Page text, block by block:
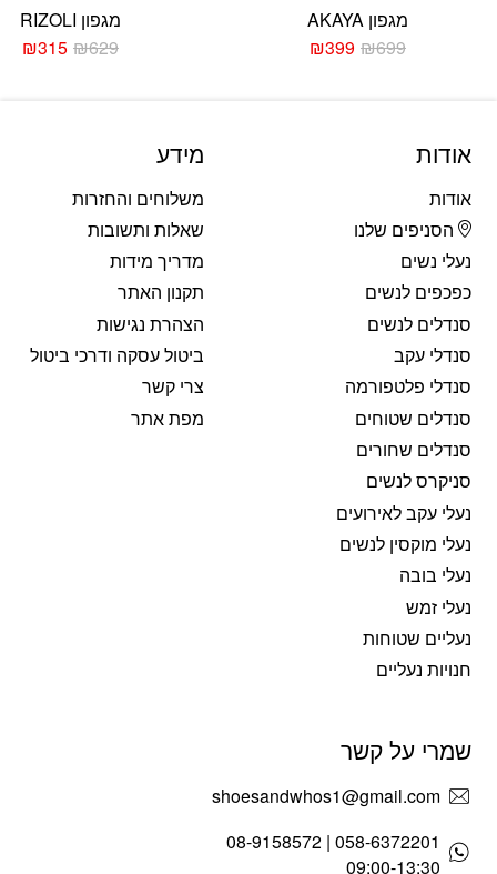
מגפון AKAYA
₪699
המחיר
₪399המחיר
מגפון RIZOLI
₪629
₪315
אודות
אודות
הסניפים שלנו
נעלי נשים
כפכפים לנשים
סנדלים לנשים
סנדלי עקב
סנדלי פלטפורמה
סנדלים שטוחים
סנדלים שחורים
סניקרס לנשים
נעלי עקב לאירועים
נעלי מוקסין לנשים
נעלי בובה
נעלי זמש
נעליים שטוחות
חנויות נעליים
מידע
משלוחים והחזרות
שאלות ותשובות
מדריך מידות
תקנון האתר
הצהרת נגישות
ביטול עסקה ודרכי ביטול
צרי קשר
מפת אתר
שמרי על קשר
shoesandwhos1@gmail.com
058-6372201 | 08-9158572
09:00-13:30